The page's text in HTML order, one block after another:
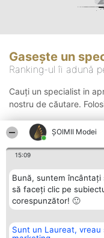
ȘOIMII Modei
15:09
Bună, suntem încântați
să faceți clic pe
corespunzător! 🙂
Sunt un Laureat, vreau
Gasește un
Ranking-ul îi adună
Cauți un specialist in
nostru de căutare.
Organizator Ranking